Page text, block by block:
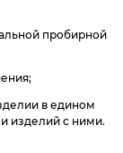
пробирной
в едином
изделий с ними.